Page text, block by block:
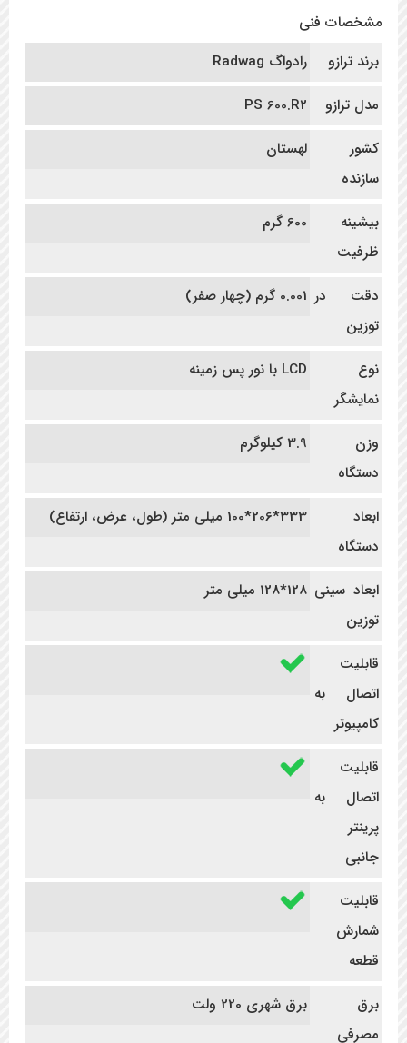
مشخصات فنی
برند ترازو
رادواگ Radwag
مدل ترازو
PS 600.R2
کشور
سازنده
لهستان
بیشینه
ظرفیت
600 گرم
دقت در
توزین
0.001 گرم (چهار صفر)
نوع
نمایشگر
LCD با نور پس زمینه
وزن
دستگاه
3.9 کیلوگرم
ابعاد
دستگاه
333*206*100 میلی متر (طول، عرض، ارتفاع)
ابعاد سینی
توزین
128*128 میلی متر
قابلیت
اتصال به
کامپیوتر
قابلیت
اتصال به
پرینتر
جانبی
قابلیت
شمارش
قطعه
برق
مصرفی
برق شهری 220 ولت